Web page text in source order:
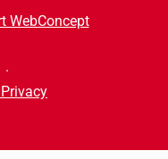
WebConcept